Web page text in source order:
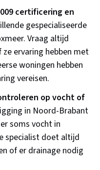
certificering en
gespecialiseerde
Vraag altijd
ervaring hebben met
woningen hebben
vereisen.
op vocht of
in Noord-Brabant
soms vocht in
specialist doet altijd
of er drainage nodig